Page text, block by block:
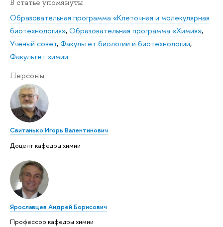
В статье упомянуты
Образовательная программа «Клеточная и молекулярная
биотехнология»,Образовательная программа «Химия»,
Ученый совет,Факультет биологии и биотехнологии,
Факультет химии
Персоны
Свитанько Игорь Валентинович
Доцент кафедры химии
Ярославцев Андрей Борисович
Профессор кафедры химии